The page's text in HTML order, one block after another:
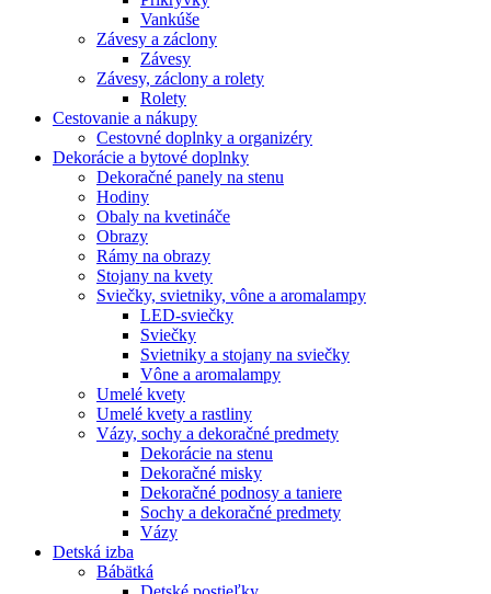
Vankúše
Závesy a záclony
Závesy
Závesy, záclony a rolety
Rolety
Cestovanie a nákupy
Cestovné doplnky a organizéry
Dekorácie a bytové doplnky
Dekoračné panely na stenu
Hodiny
Obaly na kvetináče
Obrazy
Rámy na obrazy
Stojany na kvety
Sviečky, svietniky, vône a aromalampy
LED-sviečky
Sviečky
Svietniky a stojany na sviečky
Vône a aromalampy
Umelé kvety
Umelé kvety a rastliny
Vázy, sochy a dekoračné predmety
Dekorácie na stenu
Dekoračné misky
Dekoračné podnosy a taniere
Sochy a dekoračné predmety
Vázy
Detská izba
Bábätká